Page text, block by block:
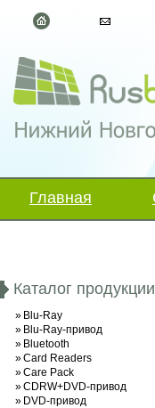
Главная
Каталог продукции
» Blu-Ray
» Blu-Ray-привод
» Bluetooth
»Card Readers
»Care Pack
»CDRW+DVD-привод
» DVD-привод